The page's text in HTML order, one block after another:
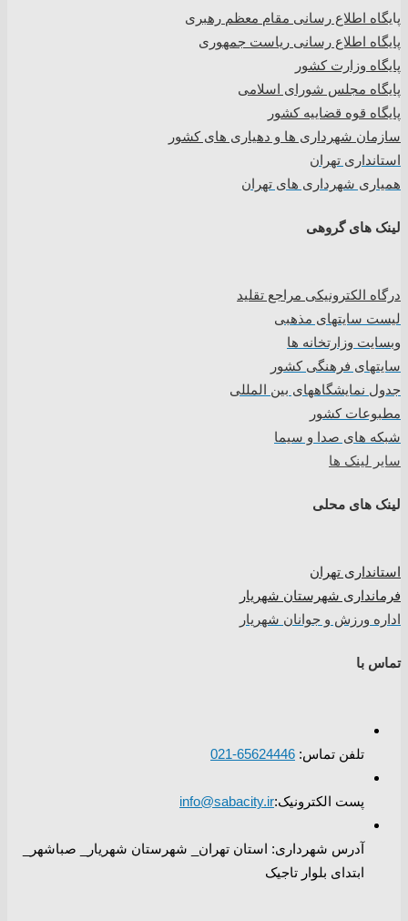
پایگاه اطلاع رسانی مقام معظم رهبری
پایگاه اطلاع رسانی ریاست جمهوری
پایگاه وزارت کشور
پایگاه مجلس شورای اسلامی
پایگاه قوه قضاییه کشور
سازمان شهرداری ها و دهیاری های کشور
استانداری تهران
همیاری شهرداری های تهران
لینک های گروهی
درگاه الکترونیکی مراجع تقلید
لیست سایتهای مذهبی
وبسایت وزارتخانه ها
سایتهای فرهنگی کشور
جدول نمایشگاههای بین المللی
مطبوعات کشور
شبکه های صدا و سیما
سایر لینک ها
لینک های محلی
استانداری تهران
فرمانداری شهرستان شهریار
اداره ورزش و جوانان شهریار
تماس با
تلفن تماس: 65624446-021
پست الکترونیک:info@sabacity.ir
آدرس شهرداری: استان تهران_ شهرستان شهریار_ صباشهر_
ابتدای بلوار تاجیک